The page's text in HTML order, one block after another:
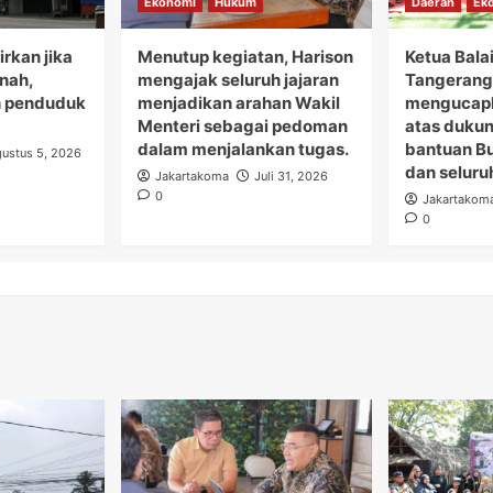
jika
penduduk
5, 2026
Menutup kegiatan, Harison
mengajak seluruh jajaran
menjadikan arahan Wakil
Menteri sebagai pedoman
dalam menjalankan tugas.
Jakartakoma
Juli 31, 2026
0
Ketua
atas
bantuan
dan
0